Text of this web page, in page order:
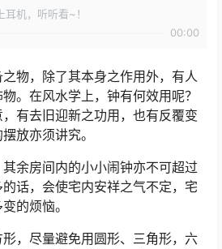
机，听听看~！
00:00
之物，除了其本身之作用外，有人
。在风水学上，钟有何效用呢？
有去旧迎新之功用，也有反覆变
放亦须讲究。
其余房间内的小小闹钟亦不可超过
话，会使宅内安祥之气不定，宅
的烦恼。
形，尽量避免用圆形、三角形，六